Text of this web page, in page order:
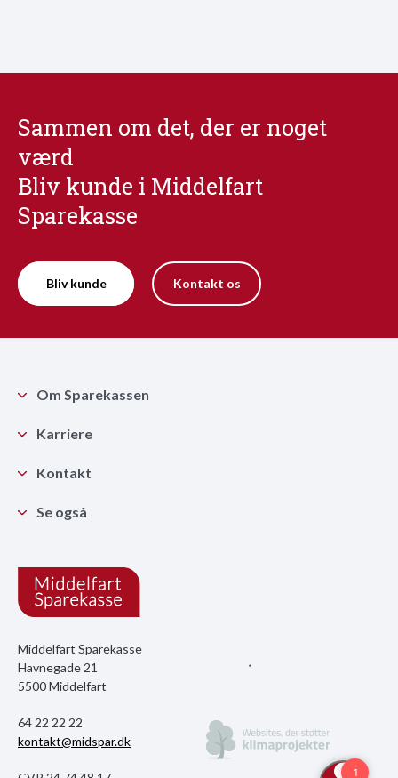
Sammen om det, der er noget
værd
Bliv kunde i Middelfart
Sparekasse
Bliv kunde Kontakt os
Middelfart Sparekasse
Havnegade 21
5500 Middelfart
64 22 22 22
kontakt@midspar.dk
Om Sparekassen
Karriere
Kontakt
Se også